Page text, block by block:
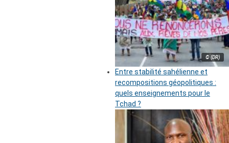
© (DR)
Entre stabilité sahélienne et
recompositions géopolitiques :
quels enseignements pour le
Tchad ?